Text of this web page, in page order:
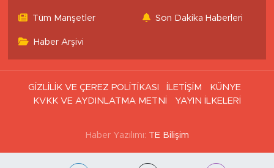
Tüm Manşetler Son Dakika Haberleri
Haber Arşivi
GİZLİLİK VE ÇEREZ POLİTİKASI İLETİŞİM
KÜNYE
KVKK VE AYDINLATMA METNİ
YAYIN İLKELERİ
Haber Yazılımı: TE Bilişim